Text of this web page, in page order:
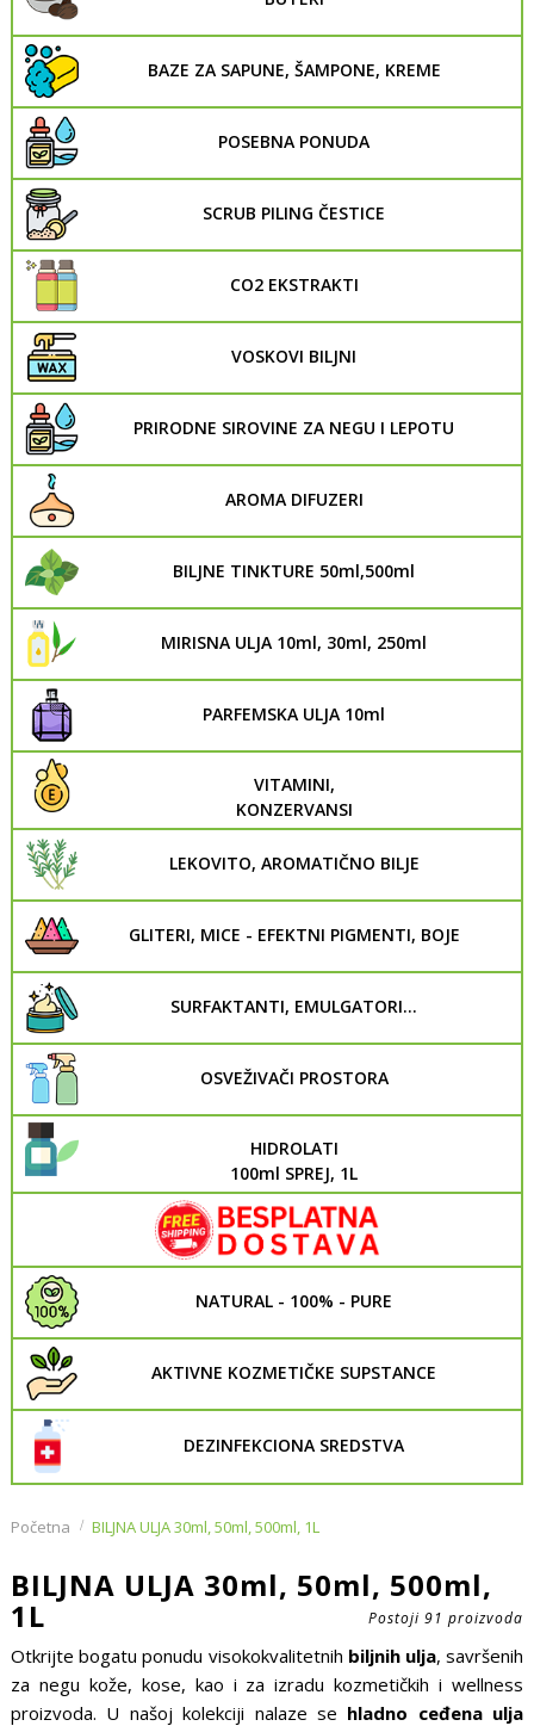
BAZE ZA SAPUNE, ŠAMPONE, KREME
POSEBNA PONUDA
SCRUB PILING ČESTICE
CO2 EKSTRAKTI
VOSKOVI BILJNI
PRIRODNE SIROVINE ZA NEGU I LEPOTU
AROMA DIFUZERI
BILJNE TINKTURE 50ml,500ml
MIRISNA ULJA 10ml, 30ml, 250ml
PARFEMSKA ULJA 10ml
VITAMINI,
KONZERVANSI
LEKOVITO, AROMATIČNO BILJE
GLITERI, MICE - EFEKTNI PIGMENTI, BOJE
SURFAKTANTI, EMULGATORI...
OSVEŽIVAČI PROSTORA
HIDROLATI
100ml SPREJ, 1L
NATURAL - 100% - PURE
AKTIVNE KOZMETIČKE SUPSTANCE
DEZINFEKCIONA SREDSTVA
Početna BILJNA ULJA 30ml, 50ml, 500ml, 1L
BILJNA ULJA 30ml, 50ml, 500ml,
1L Postoji 91 proizvoda
Otkrijte bogatu ponudu visokokvalitetnih biljnih ulja, savršenih
za negu kože, kose, kao i za izradu kozmetičkih i wellness
proizvoda. U našoj kolekciji nalaze se hladno ceđena ulja